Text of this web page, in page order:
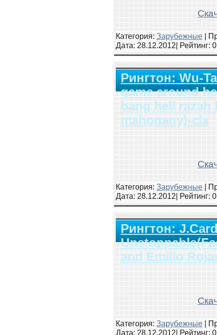
Категория: Зарубежные |
Дата: 28.12.2012| Рейтинг:
Рингтон: Wu-
game around
bang hell
mahogany)-clx
Категория: Зарубежные |
Дата: 28.12.2012| Рейтинг:
Рингтон:
and Emilio
Категория: Зарубежные |
Дата: 28.12.2012| Рейтинг: